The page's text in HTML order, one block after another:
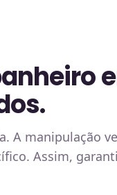
A manipulação
Assim,